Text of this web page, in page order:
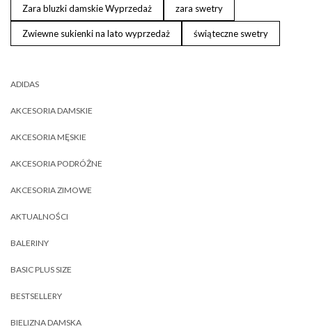
Zara bluzki damskie Wyprzedaż zara swetry
Zwiewne sukienki na lato wyprzedaż świąteczne swetry
ADIDAS
AKCESORIA DAMSKIE
AKCESORIA MĘSKIE
AKCESORIA PODRÓŻNE
AKCESORIA ZIMOWE
AKTUALNOŚCI
BALERINY
BASIC PLUS SIZE
BESTSELLERY
BIELIZNA DAMSKA